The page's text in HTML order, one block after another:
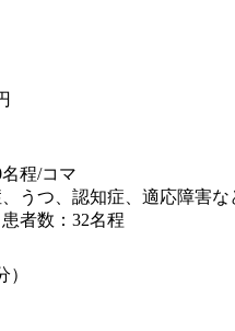
名程/コマ
うつ、認知症、適応障害な
者数：32名程
）